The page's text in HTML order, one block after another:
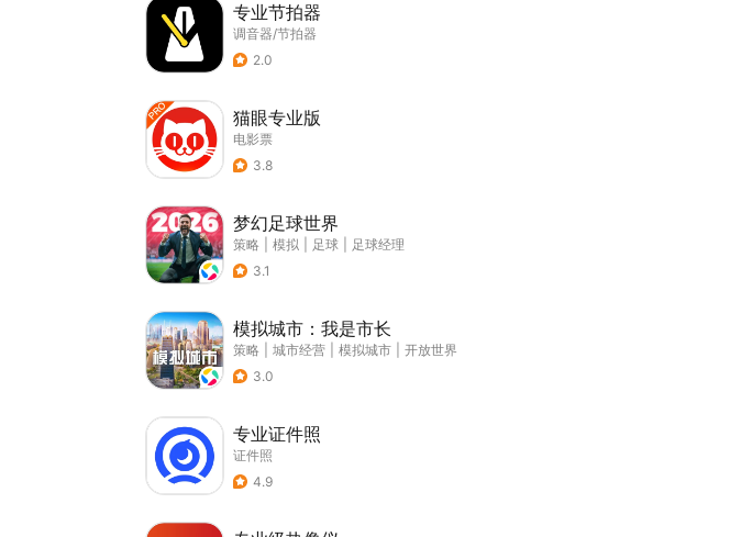
专业节拍器
调音器/节拍器
2.0
猫眼专业版
电影票
3.8
梦幻足球世界
策略 模拟 足球
足球经理
3.1
模拟城市：我是市长
策略 城市经营 模拟城市
开放世界
3.0
专业证件照
证件照
4.9